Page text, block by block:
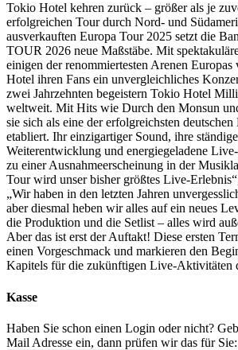
Tokio Hotel kehren zurück – größer als je
erfolgreichen Tour durch Nord- und
ausverkauften Europa Tour 2025 setzt die
TOUR 2026 neue Maßstäbe. Mit
einigen der renommiertesten Arenen Europas
Hotel ihren Fans ein unvergleichliches
zwei Jahrzehnten begeistern Tokio Hotel
weltweit. Mit Hits wie Durch den Monsun
sie sich als eine der erfolgreichsten
etabliert. Ihr einzigartiger Sound, ihre
Weiterentwicklung und energiegeladene
zu einer Ausnahmeerscheinung in der
Tour wird unser bisher größtes Live-
„Wir haben in den letzten Jahren
aber diesmal heben wir alles auf ein neues
die Produktion und die Setlist – alles wird
Aber das ist erst der Auftakt! Diese ersten
einen Vorgeschmack und markieren den
Kapitels für die zukünftigen Live-Aktivitäten
Kasse
Haben Sie schon einen Login oder nicht?
Mail Adresse ein, dann prüfen wir das für Sie: